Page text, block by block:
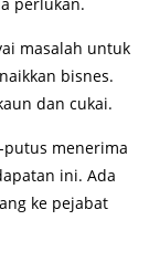
perlukan.
masalah untuk
bisnes.
dan cukai.
putus menerima
ini. Ada
ke pejabat